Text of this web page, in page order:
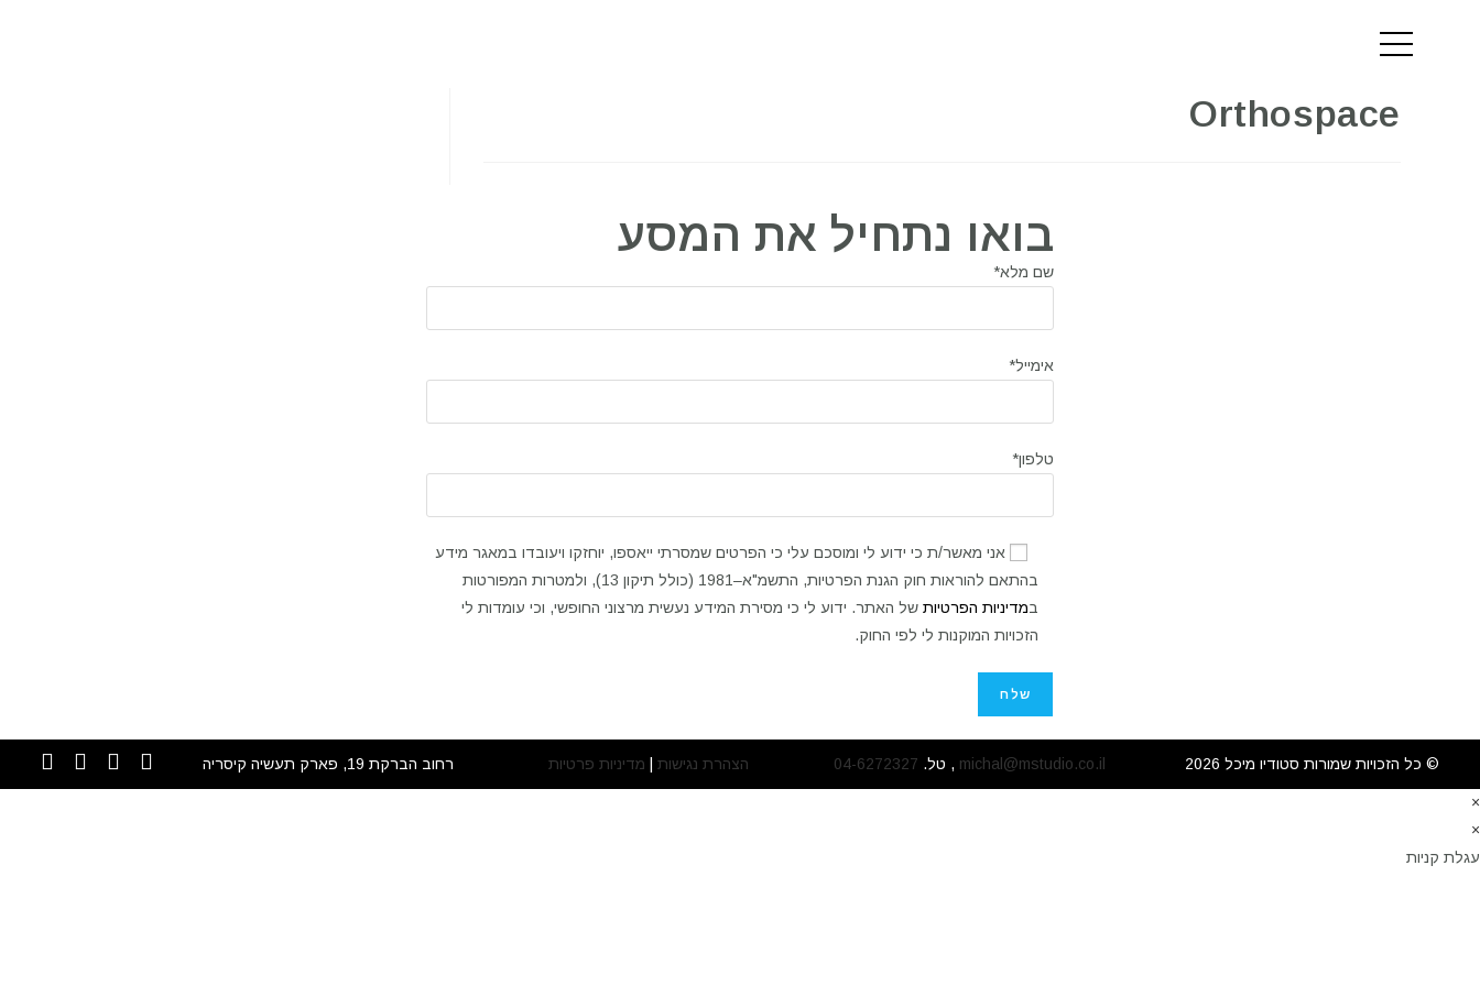
Orthospace
בואו נתחיל את המסע
שם מלא*
אימייל*
טלפון*
אני מאשר/ת כי ידוע לי ומוסכם עלי כי הפרטים שמסרתי ייאספו, יוחזקו ויעובדו במאגר מידע
בהתאם להוראות חוק הגנת הפרטיות, התשמ"א–1981 (כולל תיקון 13), ולמטרות המפורטות
במדיניות הפרטיות של האתר. ידוע לי כי מסירת המידע נעשית מרצוני החופשי, וכי עומדות לי
הזכויות המוקנות לי לפי החוק.
© כל הזכויות שמורות סטודיו מיכל 2026 michal@mstudio.co.il , טל. 04-6272327 הצהרת נגישות| מדיניות פרטיות רחוב הברקת 19, פארק תעשיה קיסריה
×
×
עגלת קניות